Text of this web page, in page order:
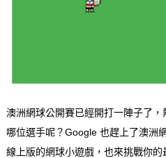
澳洲網球公開賽已經開打一陣子了
哪位選手呢？Google 也趕上了澳洲
線上版的網球小遊戲，也來挑戰你的